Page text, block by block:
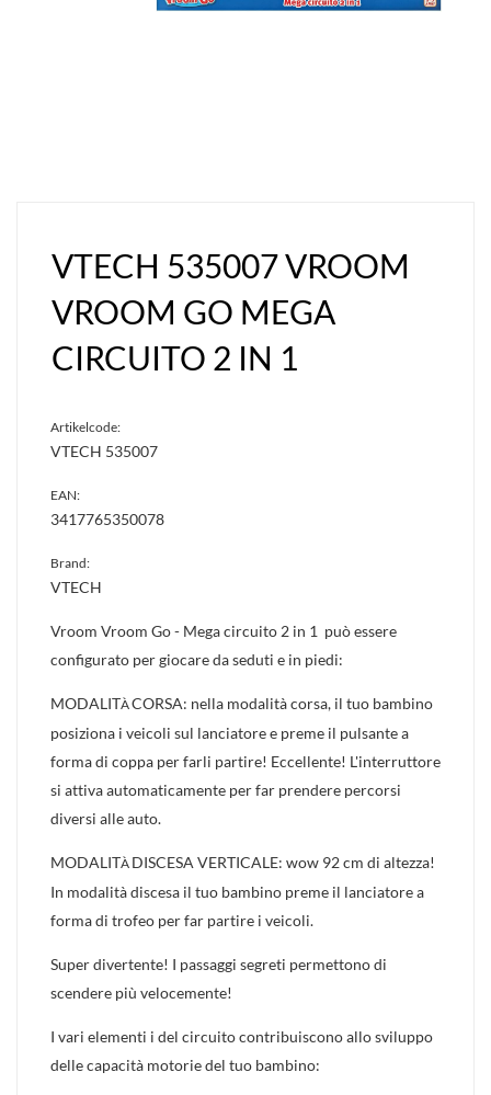
VTECH 535007 VROOM
VROOM GO MEGA
CIRCUITO 2 IN 1
Artikelcode:
VTECH 535007
EAN:
3417765350078
Brand:
VTECH
Vroom Vroom Go - Mega circuito 2 in 1 può essere
configurato per giocare da seduti e in piedi:
MODALITÀCORSA: nella modalità corsa, il tuo bambino
posiziona i veicoli sul lanciatore e preme il pulsante a
forma di coppa per farli partire! Eccellente! L'interruttore
si attiva automaticamente per far prendere percorsi
diversi alle auto.
MODALITÀ DISCESA VERTICALE: wow 92 cm di altezza!
In modalità discesa il tuo bambino preme il lanciatore a
forma di trofeo per far partire i veicoli.
Super divertente! I passaggi segreti permettono di
scendere più velocemente!
I vari elementi i del circuito contribuiscono allo sviluppo
delle capacità motorie del tuo bambino: